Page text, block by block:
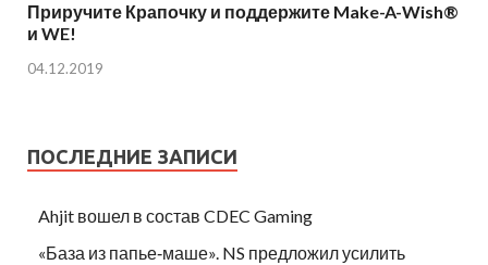
Приручите Крапочку и поддержите Make-A-Wish®
и WE!
04.12.2019
ПОСЛЕДНИЕ ЗАПИСИ
Ahjit вошел в состав CDEC Gaming
«База из папье‑маше». NS предложил усилить